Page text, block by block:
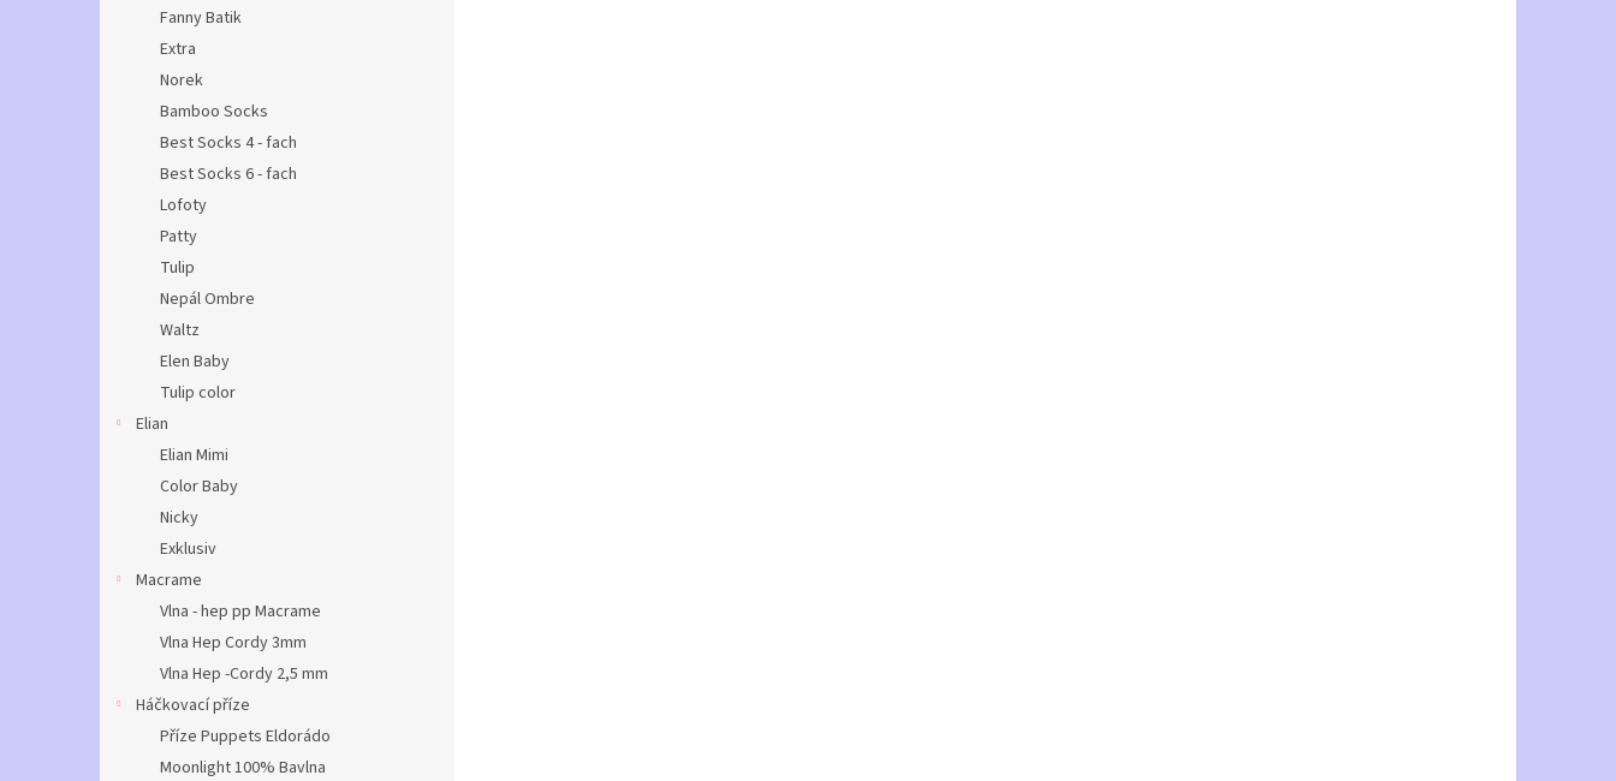
Fanny Batik
Extra
Norek
Bamboo Socks
Best Socks 4 - fach
Best Socks 6 - fach
Lofoty
Patty
Tulip
Nepál Ombre
Waltz
Elen Baby
Tulip color
Elian
Elian Mimi
Color Baby
Nicky
Exklusiv
Macrame
Vlna - hep pp Macrame
Vlna Hep Cordy 3mm
Vlna Hep -Cordy 2,5 mm
Háčkovací příze
Příze Puppets Eldorádo
Moonlight 100% Bavlna